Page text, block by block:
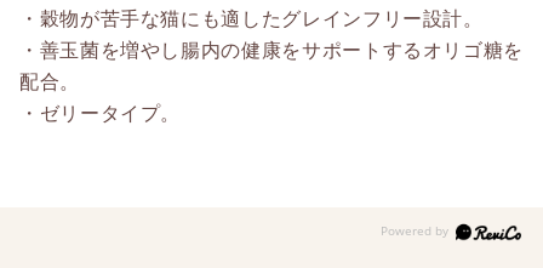
・穀物が苦手な猫にも適したグレインフリー設計。
・善玉菌を増やし腸内の健康をサポートするオリゴ糖を
配合。
・ゼリータイプ。